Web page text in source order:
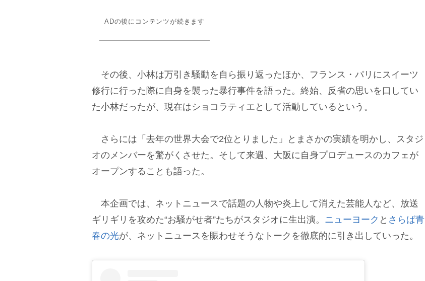
ADの後にコンテンツが続きます
その後、小林は万引き騒動を自ら振り返ったほか、フランス・パリにスイーツ
修行に行った際に自身を襲った暴行事件を語った。終始、反省の思いを口してい
た小林だったが、現在はショコラティエとして活動しているという。
さらには「去年の世界大会で2位とりました」とまさかの実績を明かし、スタジ
オのメンバーを驚がくさせた。そして来週、大阪に自身プロデュースのカフェが
オープンすることも語った。
本企画では、ネットニュースで話題の人物や炎上して消えた芸能人など、放送
ギリギリを攻めた“お騒がせ者”たちがスタジオに生出演。 ニューヨーク と さらば青
春の光が、ネットニュースを賑わせそうなトークを徹底的に引き出していった。